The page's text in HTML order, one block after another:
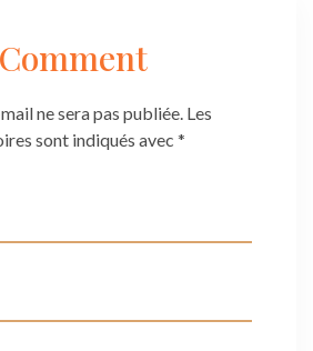
ne sera pas publiée. Les
sont indiqués avec *